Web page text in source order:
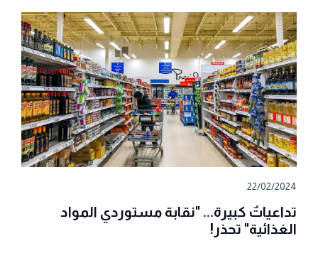
22/02/2024
تداعياتٌ كبيرة... "نقابة مستوردي المواد
الغذائية" تحذر!